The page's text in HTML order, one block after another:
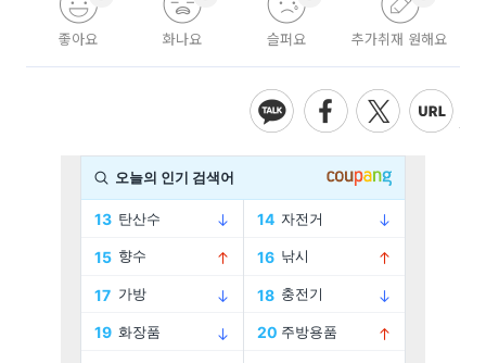
좋아요 화나요 슬퍼요 추가취재 원해요